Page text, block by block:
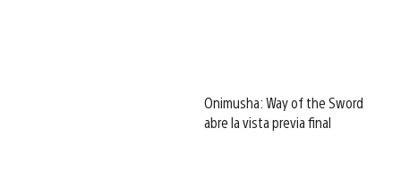
Onimusha: Way of the Sword
abre la vista previa final